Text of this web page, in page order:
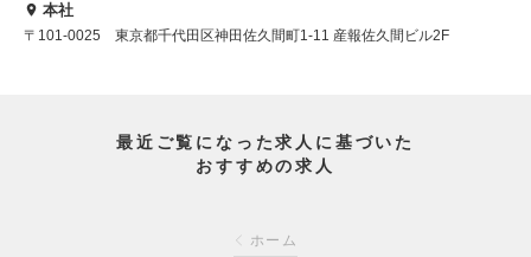
本社
〒101-0025 東京都千代田区神田佐久間町1-11 産報佐久間ビル2F
最近ご覧になった求人に基づいた
おすすめの求人
ホーム